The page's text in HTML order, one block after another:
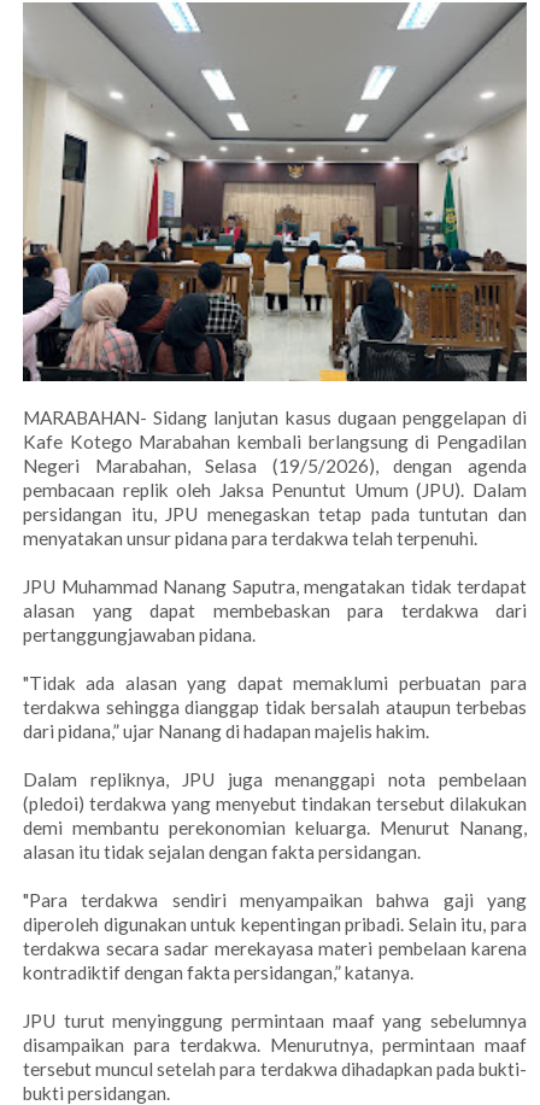
MARABAHAN- Sidang lanjutan kasus dugaan penggelapan di
Kafe Kotego Marabahan kembali berlangsung di Pengadilan
Negeri Marabahan, Selasa (19/5/2026), dengan agenda
pembacaan replik oleh Jaksa Penuntut Umum (JPU). Dalam
persidangan itu, JPU menegaskan tetap pada tuntutan dan
menyatakan unsur pidana para terdakwa telah terpenuhi.
JPU Muhammad Nanang Saputra, mengatakan tidak terdapat
alasan yang dapat membebaskan para terdakwa dari
pertanggungjawaban pidana.
"Tidak ada alasan yang dapat memaklumi perbuatan para
terdakwa sehingga dianggap tidak bersalah ataupun terbebas
dari pidana,” ujar Nanang di hadapan majelis hakim.
Dalam repliknya, JPU juga menanggapi nota pembelaan
(pledoi) terdakwa yang menyebut tindakan tersebut dilakukan
demi membantu perekonomian keluarga. Menurut Nanang,
alasan itu tidak sejalan dengan fakta persidangan.
"Para terdakwa sendiri menyampaikan bahwa gaji yang
diperoleh digunakan untuk kepentingan pribadi. Selain itu, para
terdakwa secara sadar merekayasa materi pembelaan karena
kontradiktif dengan fakta persidangan,” katanya.
JPU turut menyinggung permintaan maaf yang sebelumnya
disampaikan para terdakwa. Menurutnya, permintaan maaf
tersebut muncul setelah para terdakwa dihadapkan pada bukti-
bukti persidangan.